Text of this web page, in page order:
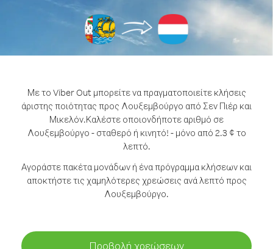
Με το Viber Out μπορείτε να πραγματοποιείτε κλήσεις
άριστης ποιότητας προς Λουξεμβούργο από Σεν Πιέρ και
Μικελόν.Καλέστε οποιονδήποτε αριθμό σε
Λουξεμβούργο - σταθερό ή κινητό! - μόνο από 2.3 ¢ το
λεπτό.
Αγοράστε πακέτα μονάδων ή ένα πρόγραμμα κλήσεων και
αποκτήστε τις χαμηλότερες χρεώσεις ανά λεπτό προς
Λουξεμβούργο.
Προβολή χρεώσεων